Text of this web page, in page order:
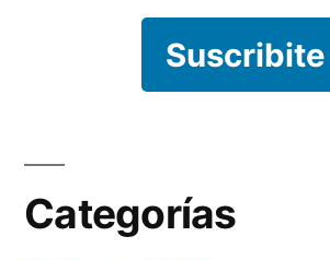
Suscribite
Categorías